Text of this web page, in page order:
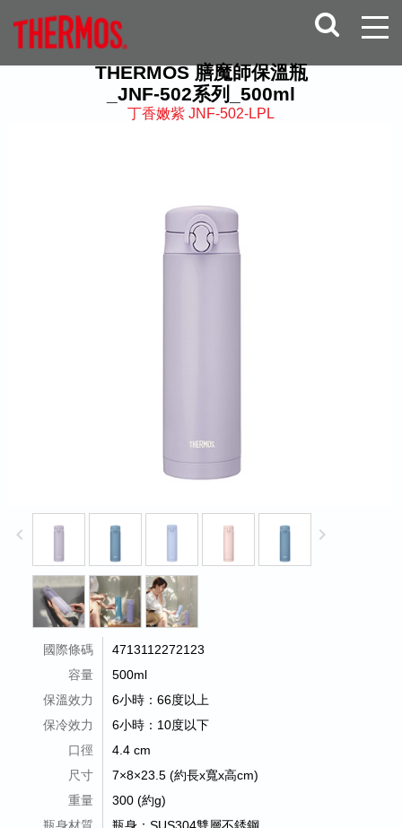
THERMOS 膳魔師保溫瓶
_JNF-502系列_500ml
丁香嫩紫 JNF-502-LPL
keyboard_arrow_left keyboard_arrow_right
國際條碼
4713112272123
容量
500ml
保溫效力
6小時：66度以上
保冷效力
6小時：10度以下
口徑
4.4 cm
尺寸
7×8×23.5 (約長x寬x高cm)
重量
300 (約g)